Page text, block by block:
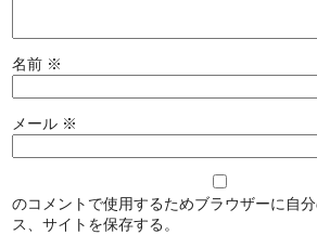
名前 ※
メール ※
のコメントで使用するためブラウザーに自
ス、サイトを保存する。